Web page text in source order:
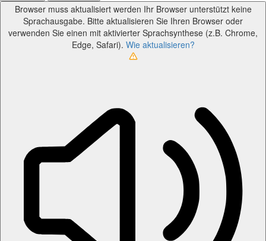
Browser muss aktualisiert werden Ihr Browser unterstützt keine
Sprachausgabe. Bitte aktualisieren Sie Ihren Browser oder
verwenden Sie einen mit aktivierter Sprachsynthese (z.B. Chrome,
Edge, Safari). Wie aktualisieren?